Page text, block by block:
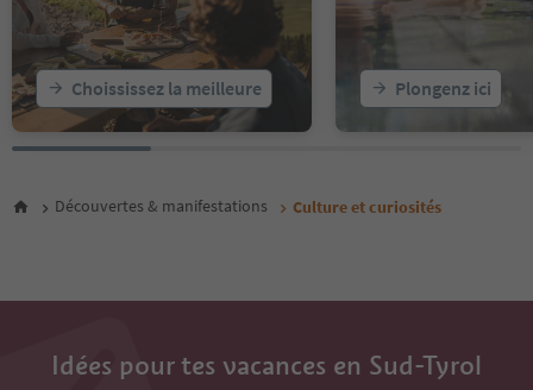
Choississez la meilleure Plongenz ici
Découvertes & manifestations Culture et curiosités
Idées pour tes vacances en Sud-Tyrol